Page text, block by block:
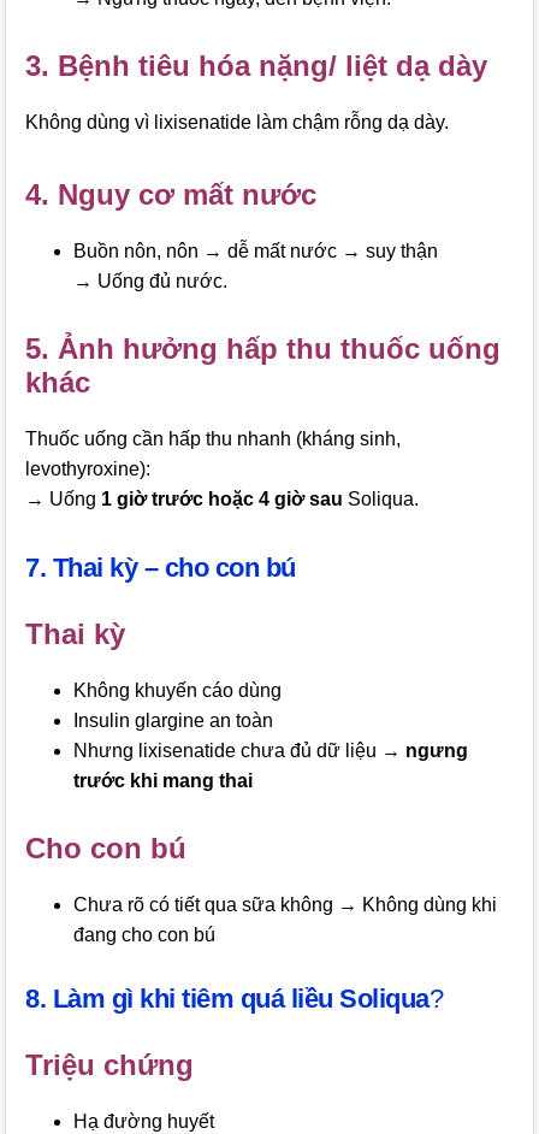
3. Bệnh tiêu hóa nặng/ liệt dạ dày
Không dùng vì lixisenatide làm chậm rỗng dạ dày.
4. Nguy cơ mất nước
Buồn nôn, nôn → dễ mất nước → suy thận
→ Uống đủ nước.
5. Ảnh hưởng hấp thu thuốc uống
khác
Thuốc uống cần hấp thu nhanh (kháng sinh,
levothyroxine):
→ Uống 1 giờ trước hoặc 4 giờ sau Soliqua.
7. Thai kỳ – cho con bú
Thai kỳ
Không khuyến cáo dùng
Insulin glargine an toàn
Nhưng lixisenatide chưa đủ dữ liệu → ngưng
trước khi mang thai
Cho con bú
Chưa rõ có tiết qua sữa không → Không dùng khi
đang cho con bú
8. Làm gì khi tiêm quá liều Soliqua?
Triệu chứng
Hạ đường huyết